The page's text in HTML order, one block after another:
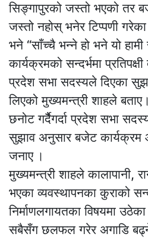
सिङ्गापुरको जस्तो भएको तर
जस्तो नहोस् भनेर टिप्पणी
भने “साँच्चै भन्ने हो भने यो
कार्यक्रमको सन्दर्भमा
प्रदेश सभा सदस्यले दिएका
लिएको मुख्यमन्त्री शाहले
छनोट गर्दैैगर्दा प्रदेश सभा
सुझाव अनुसार बजेट कार्यक्रम
जनाए ।
मुख्यमन्त्री शाहले कालापानी,
भएका व्यवस्थापनका कुराको
निर्माणलगायतका विषयमा
सबैसँग छलफल गरेर अगाडि बढ्ने